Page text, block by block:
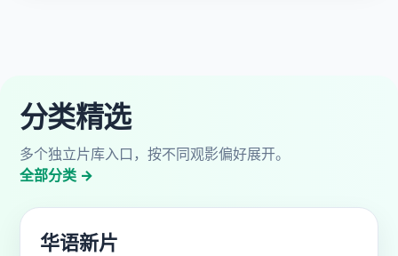
分类精选
多个独立片库入口，按不同观影偏好展开。
全部分类 →
华语新片